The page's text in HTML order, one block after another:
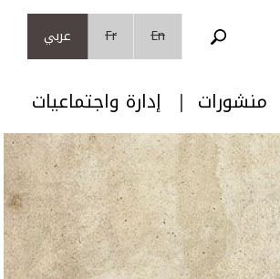
En
Fr عربي
منشورات إدارة واجتماعيات